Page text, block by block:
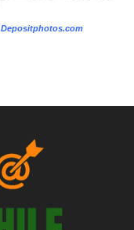
Depositphotos.com